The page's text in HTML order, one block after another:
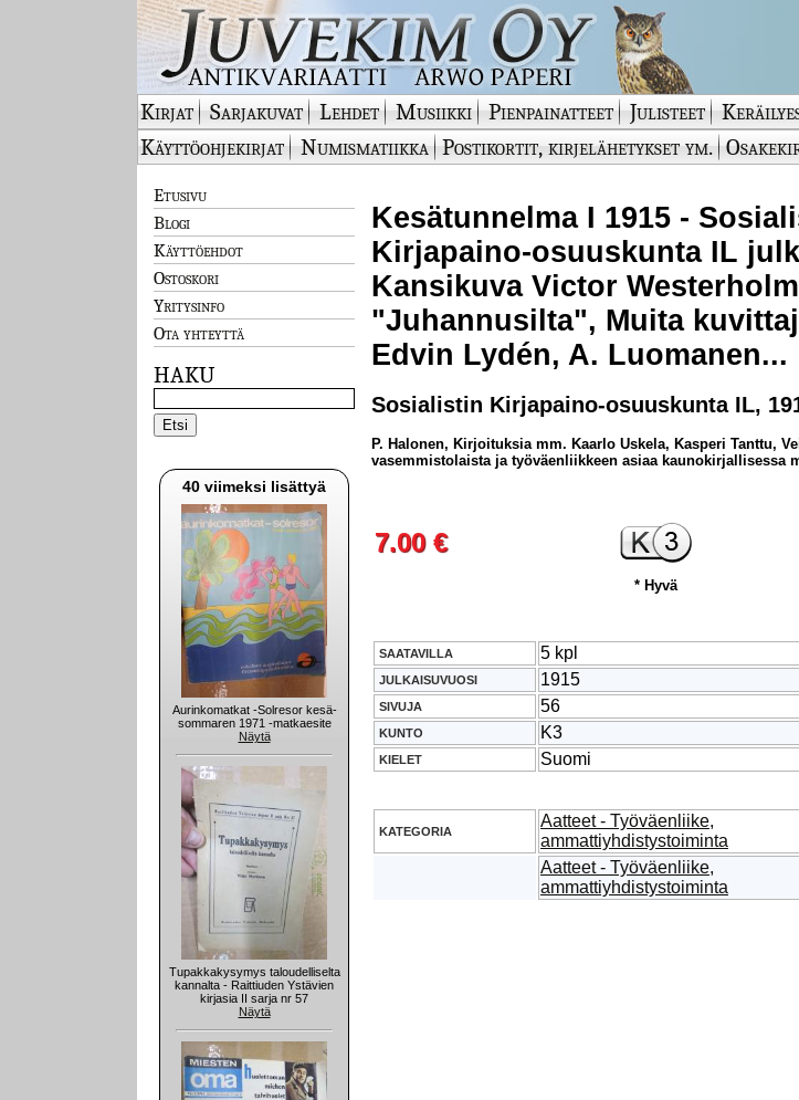
Kirjat Sarjakuvat Lehdet Musiikki Pienpainatteet Julisteet
Käyttöohjekirjat
Numismatiikka Postikortit, kirjelähetykset ym.
Etusivu
Blogi
Käyttöehdot
Ostoskori
Yritysinfo
Ota yhteyttä
HAKU
40 viimeksi lisättyä
Aurinkomatkat -Solresor kesä-
sommaren 1971 -matkaesite
Näytä
Tupakkakysymys taloudelliselta
kannalta - Raittiuden Ystävien
kirjasia II sarja nr 57
Näytä
Kesätunnelma I 1915 -
Kirjapaino-osuuskunta IL
Kansikuva Victor Westerholm
"Juhannusilta", Muita
Edvin Lydén, A. Luomanen...
Sosialistin Kirjapaino-osuuskunta IL,
P. Halonen, Kirjoituksia mm. Kaarlo Uskela, Kasperi Tanttu,
vasemmistolaista ja työväenliikkeen asiaa kaunokirjallisessa
7.00 €
* Hyvä
SAATAVILLA 5 kpl
JULKAISUVUOSI 1915
SIVUJA 56
KUNTO K3
KIELET Suomi
KATEGORIA
Aatteet - Työväenliike,
ammattiyhdistystoiminta
Aatteet - Työväenliike,
ammattiyhdistystoiminta